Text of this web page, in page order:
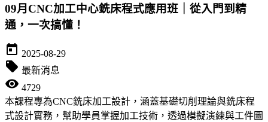
09月CNC加工中心銑床程式應用班｜從入門到精
通，一次搞懂！
today 2025-08-29
local_offer 最新消息
visibility 4729
本課程專為CNC銑床加工設計，涵蓋基礎切削理論與銑床程
式設計實務，幫助學員掌握加工技術，透過模擬演練與工件圖